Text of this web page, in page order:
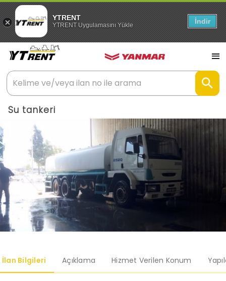
YTRENT
YTRENT Uygulamasını Yükle İndir
Su tankeri
İlan Bilgileri Açıklama Hizmet Verilen Konum